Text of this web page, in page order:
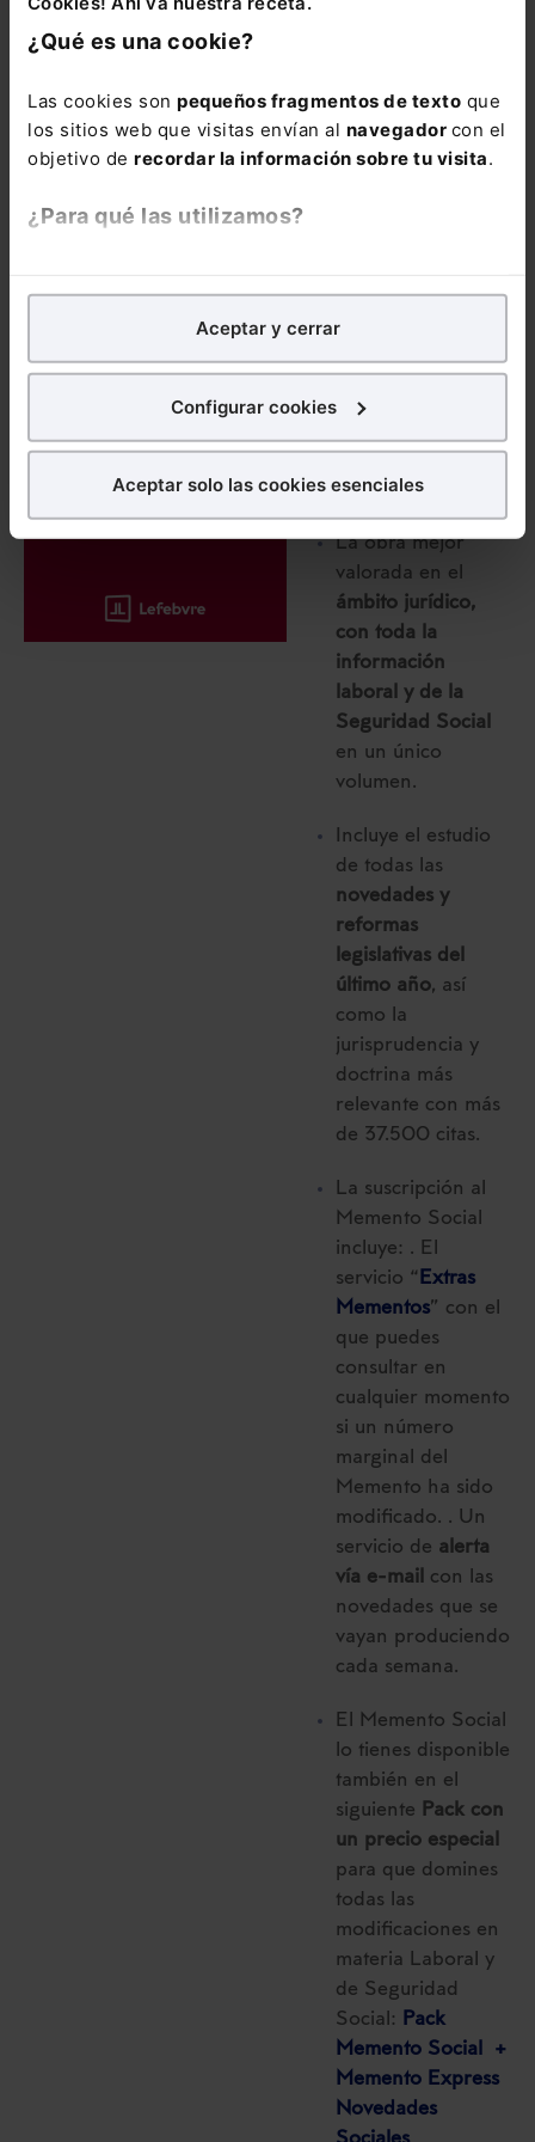
¿Qué es una cookie?
Las cookies son pequeños fragmentos de texto que
los sitios web que visitas envían al navegador con el
objetivo de recordar la información sobre tu visita.
¿Para qué las utilizamos?
analíticospara tratar demejorar tu experienciaen
nuestra página web. También con fines publicitarios,
para poder mostrarte publicidad y contenidos de tu
¿Qué puedes hacer?
en la web sea óptima
aceptar solo las esenciales para denegar
todas las cookies excepto aquellas imprescindibles.
También puedes configurar
las cookies y
seleccionar solo aquellas que quieras permitir en tu
navegador. Si no seleccionas ninguna utilizaremos
las que sean indispensables para la navegación.
Aceptar y cerrar
Configurar cookies
Aceptar solo las cookies esenciales
vicepresidenta 1ª de la Agrupación: «ser una de
las generaciones más preparadas para ejercer la
2026
186,00€
COMPRAR
La obra mejor
valorada en el
ámbito jurídico,
con toda la
información
laboral y de la
Seguridad Social
en un único
volumen.
Incluye el estudio
de todas las
novedades y
reformas
legislativas del
último año, así
como la
jurisprudencia y
doctrina más
relevante con más
de 37.500 citas.
La suscripción al
Memento Social
incluye: . El
servicio “Extras
Mementos” con el
que puedes
consultar en
cualquier momento
si un número
marginal del
Memento ha sido
modificado. . Un
servicio de alerta
vía e-mail con las
novedades que se
vayan produciendo
cada semana.
El Memento Social
lo tienes disponible
también en el
siguiente Pack con
un precio especial
para que domines
todas las
modificaciones en
materia Laboral y
de Seguridad
Social: Pack
Memento Social +
Memento Express
Novedades